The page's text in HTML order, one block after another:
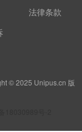
法律条款
© 2025 Unipus.cn 版